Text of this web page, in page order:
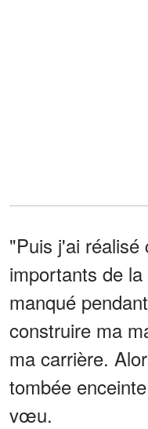
"Puis j'ai réalisé
importants de
manqué
construire ma
ma carrière.
tombée
vœu.